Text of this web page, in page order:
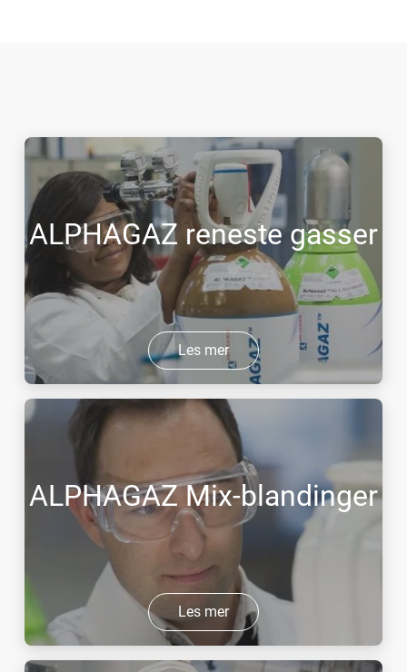
ALPHAGAZ reneste gasser
Les mer
ALPHAGAZ Mix-blandinger
Les mer